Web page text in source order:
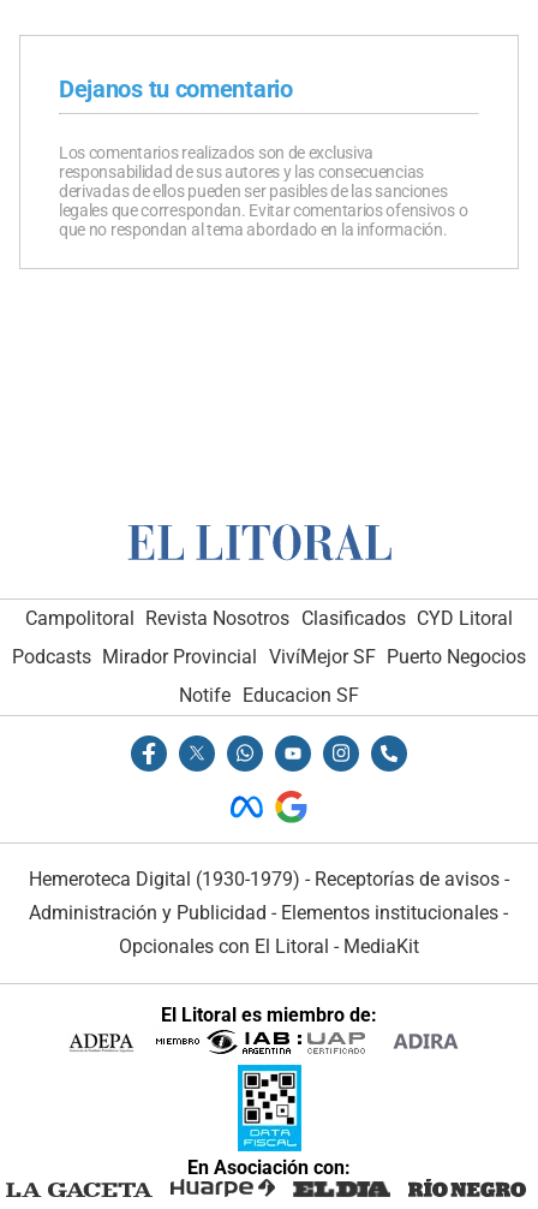
Dejanos tu comentario
Los comentarios realizados son de exclusiva
responsabilidad de sus autores y las consecuencias
derivadas de ellos pueden ser pasibles de las sanciones
legales que correspondan. Evitar comentarios ofensivos o
que no respondan al tema abordado en la información.
Campolitoral Revista Nosotros Clasificados CYD Litoral
Podcasts Mirador Provincial VivíMejor SF Puerto Negocios
Notife Educacion SF
Hemeroteca Digital (1930-1979) - Receptorías de avisos -
Administración y Publicidad - Elementos institucionales -
Opcionales con El Litoral - MediaKit
El Litoral es miembro de:
En Asociación con: